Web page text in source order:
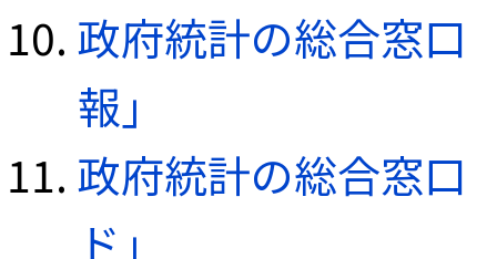
政府統計の総合窓口
報」
政府統計の総合窓口
ド」